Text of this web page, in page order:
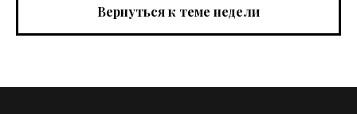
Вернуться к теме недели